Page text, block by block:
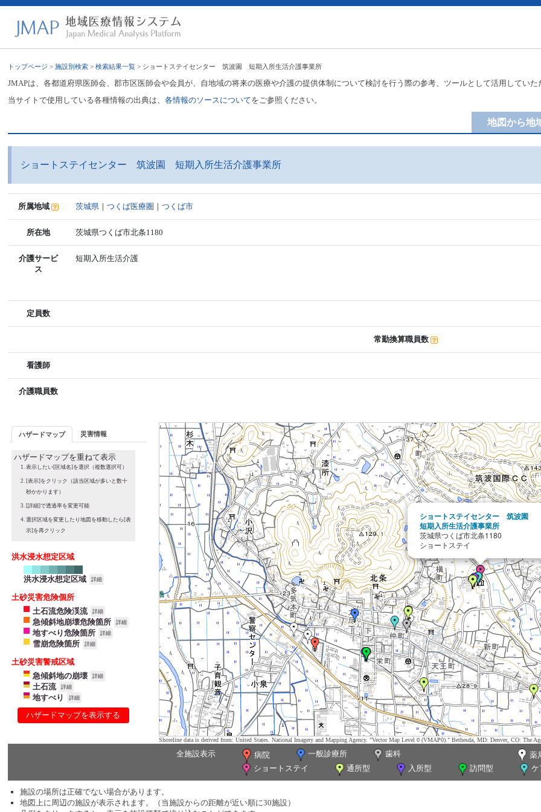
トップページ >施設別検索 >検索結果一覧 > ショートステイセンター 筑波園 短期入所生活介護事業所
JMAPは、各都道府県医師会、郡市区医師会や会員が、自地域の将来の医療や介護の提供体制について検討を行う際の参考、ツールとして活用してい
当サイトで使用している各種情報の出典は、各情報のソースについてをご参照ください。
地図から地
ショートステイセンター 筑波園 短期入所生活介護事業所
所属地域 茨城県 ｜つくば医療圏 ｜つくば市
所在地 茨城県つくば市北条1180
介護サービ
ス
短期入所生活介護
定員数
常勤換算職員数
看護師
介護職員数
ハザードマップ 災害情報
ハザードマップを重ねて表示
表示したい[区域名]を選択（複数選択可）
[表示]をクリック（該当区域が多いと数十
秒かかります）
[詳細]で透過率を変更可能
選択区域を変更したり地図を移動したら[表
示]を再クリック
洪水浸水想定区域
洪水浸水想定区域 詳細
土砂災害危険個所
土石流危険渓流
詳細
急傾斜地崩壊危険箇所 詳細
地すべり危険箇所 詳細
雪崩危険箇所 詳細
土砂災害警戒区域
急傾斜地の崩壊
詳細
土石流 詳細
地すべり 詳細
ハザードマップを表示する
ショートステイセンター 筑波園
短期入所生活介護事業所
茨城県つくば市北条1180
ショートステイ
Shoreline data is derived from: United States. National Imagery and Mapping Agency. "Vector Map Level 0 (VMAP0)." Bethesda, MD: Denver, CO: The
全施設表示 病院 一般診療所 歯科
薬
ショートステイ
通所型 入所型 訪問型 ケ
施設の場所は正確でない場合があります。
地図上に周辺の施設が表示されます。（当施設からの距離が近い順に30施設）